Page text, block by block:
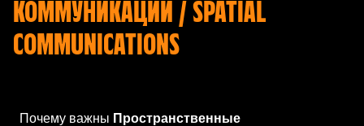
КОММУНИКАЦИИ / SPATIAL
COMMUNICATIONS
Почему важны Пространственные